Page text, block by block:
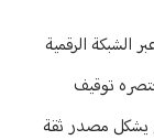
الشبكة الرقمية
توقيف
يشكل مصدر ثقة